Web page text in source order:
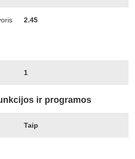
2.45
1
ir programos
Taip